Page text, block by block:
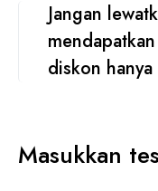
Jangan
diskon
Masukkan